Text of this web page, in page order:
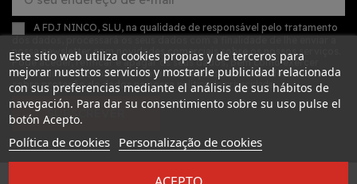
A FDJ NINCO, SLU, na qualidade de responsável pelo tratamento
nossa newsletter com novidades comerciais sobre os nossos serviços.
Pode aceder, retificar e apagar os seus dados, bem como exercer
outros direitos, consultando as informações adicionais detalhadas
sobre proteção de dados na nossa política de privacidade
SUBSCREVER
Este sitio web utiliza cookies propias y de terceros para
mejorar nuestros servicios y mostrarle publicidad relacionada
con sus preferencias mediante el análisis de sus hábitos de
navegación. Para dar su consentimiento sobre su uso pulse el
botón Acepto.
Política de cookies Personalização de cookies